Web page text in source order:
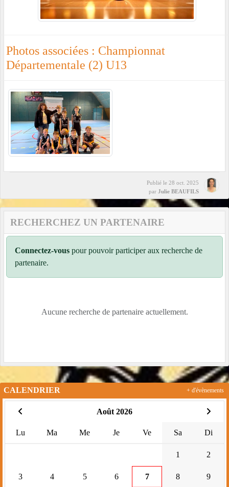
Photos associées : Championnat
Départementale (2) U13
Publié le 28 oct. 2025
par Julie BEAUFILS
RECHERCHEZ UN PARTENAIRE
Connectez-vous pour pouvoir participer aux recherche de
partenaire.
Aucune recherche de partenaire actuellement.
CALENDRIER
Août 2026
Lu Ma Me Je Ve Sa Di
1 2
3 4 5 6 7 8 9
+ d'évènements